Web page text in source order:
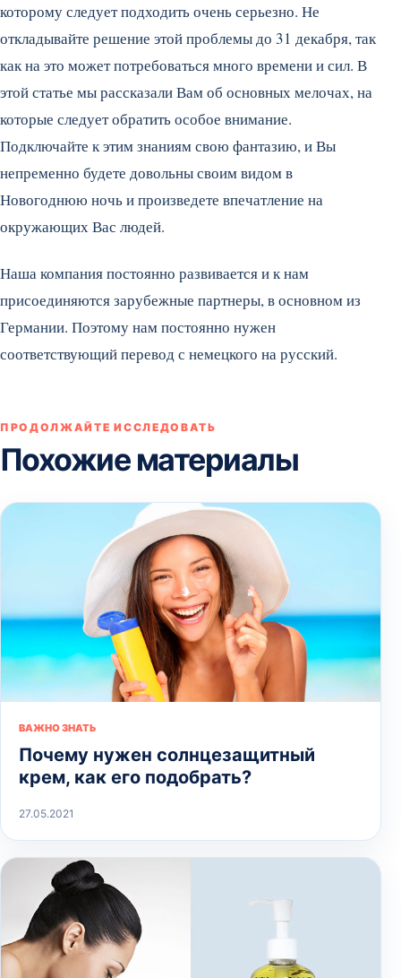
которому следует подходить очень серьезно. Не
откладывайте решение этой проблемы до 31 декабря, так
как на это может потребоваться много времени и сил. В
этой статье мы рассказали Вам об основных мелочах, на
которые следует обратить особое внимание.
Подключайте к этим знаниям свою фантазию, и Вы
непременно будете довольны своим видом в
Новогоднюю ночь и произведете впечатление на
окружающих Вас людей.
Наша компания постоянно развивается и к нам
присоединяются зарубежные партнеры, в основном из
Германии. Поэтому нам постоянно нужен
соответствующий перевод с немецкого на русский.
ПРОДОЛЖАЙТЕ ИССЛЕДОВАТЬ
Похожие материалы
ВАЖНО ЗНАТЬ
Почему нужен солнцезащитный
крем, как его подобрать?
27.05.2021